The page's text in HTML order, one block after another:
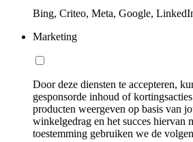
Bing, Criteo, Meta, Google,
Marketing
Door deze diensten te accepteren,
gesponsorde inhoud of
producten weergeven op basis van
winkelgedrag en het succes hiervan
toestemming gebruiken we de